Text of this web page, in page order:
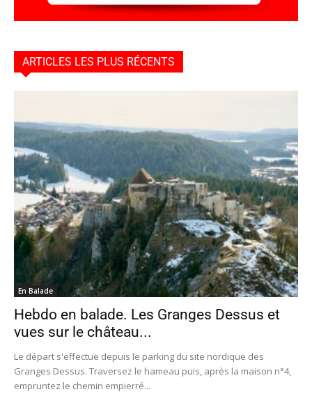
ARTICLES LES PLUS RÉCENTS
En Balade
Hebdo en balade. Les Granges Dessus et
vues sur le château...
Le départ s'effectue depuis le parking du site nordique des
Granges Dessus. Traversez le hameau puis, après la maison n°4,
empruntez le chemin empierré...